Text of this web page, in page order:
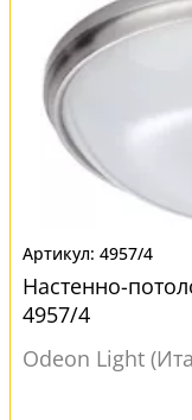
4957/4
Настенно-
4957/4
Odeon Light